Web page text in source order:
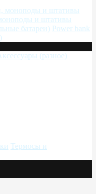
и штативы
Power bank
(разное)
Термосы и